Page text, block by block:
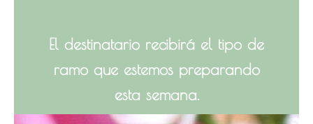
El destinatario recibirá el tipo de
ramo que estemos preparando
esta semana.